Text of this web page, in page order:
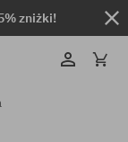
zniżki!